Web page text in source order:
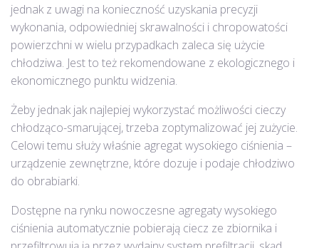
jednak z uwagi na konieczność uzyskania precyzji
wykonania, odpowiedniej skrawalności i chropowatości
powierzchni w wielu przypadkach zaleca się użycie
chłodziwa. Jest to też rekomendowane z ekologicznego i
ekonomicznego punktu widzenia.
Żeby jednak jak najlepiej wykorzystać możliwości cieczy
chłodząco-smarującej, trzeba zoptymalizować jej zużycie.
Celowi temu służy właśnie agregat wysokiego ciśnienia –
urządzenie zewnętrzne, które dozuje i podaje chłodziwo
do obrabiarki.
Dostępne na rynku nowoczesne agregaty wysokiego
ciśnienia automatycznie pobierają ciecz ze zbiornika i